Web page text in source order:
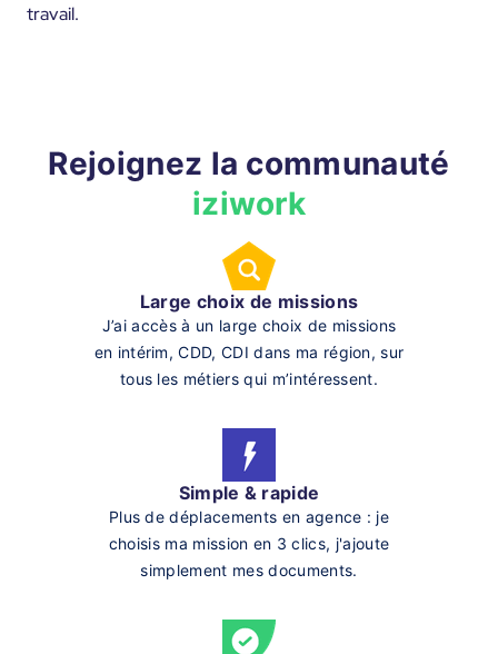
travail.
Rejoignez la communauté
iziwork
Large choix de missions
J’ai accès à un large choix de missions
en intérim, CDD, CDI dans ma région, sur
tous les métiers qui m’intéressent.
Simple & rapide
Plus de déplacements en agence : je
choisis ma mission en 3 clics, j'ajoute
simplement mes documents.